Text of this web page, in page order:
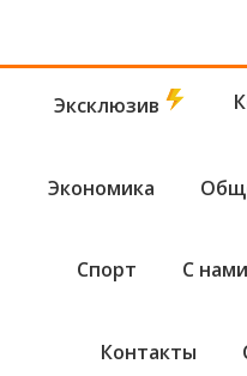
Эксклюзив
Экономика
Спорт С
Контакты